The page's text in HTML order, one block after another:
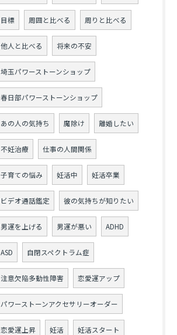
目標 周囲と比べる 周りと比べる
他人と比べる 将来の不安
埼玉パワーストーンショップ
春日部パワーストーンショップ
あの人の気持ち 魔除け 離婚したい
不妊治療 仕事の人間関係
子育ての悩み 妊活中 妊活卒業
ビデオ通話鑑定 彼の気持ちが知りたい
男運を上げる 男運が悪い ADHD
ASD 自閉スペクトラム症
注意欠陥多動性障害 恋愛運アップ
パワーストーンアクセサリーオーダー
恋愛運上昇 妊活 妊活スタート